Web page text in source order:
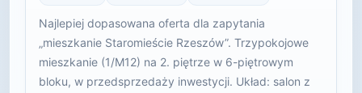
Najlepiej dopasowana oferta dla zapytania
„mieszkanie Staromieście Rzeszów”. Trzypokojowe
mieszkanie (1/M12) na 2. piętrze w 6-piętrowym
bloku, w przedsprzedaży inwestycji. Układ: salon z